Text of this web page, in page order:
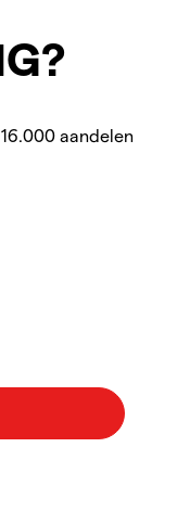
aandelen